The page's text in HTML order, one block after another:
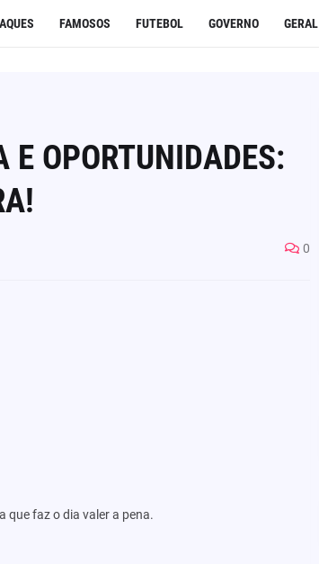
FAMOSOS FUTEBOL GOVERNO GERAL
E OPORTUNIDADES:
0
que faz o dia valer a pena.